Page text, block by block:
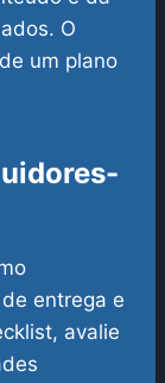
O
um plano
entrega e
avalie